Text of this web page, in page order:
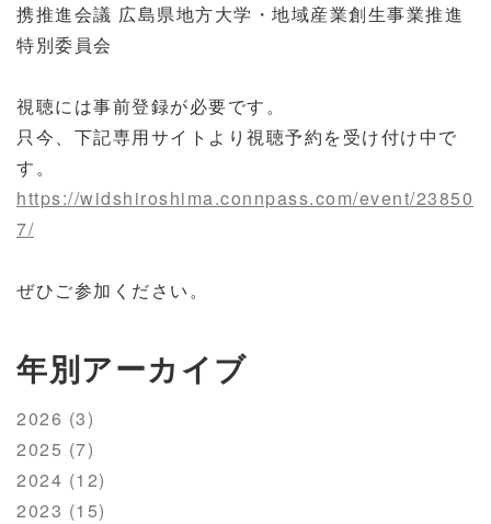
携推進会議 広島県地方大学・地域産業創生事業推進
特別委員会
視聴には事前登録が必要です。
只今、下記専用サイトより視聴予約を受け付け中で
す。
https://widshiroshima.connpass.com/event/23850
7/
ぜひご参加ください。
年別アーカイブ
2026 (3)
2025 (7)
2024 (12)
2023 (15)